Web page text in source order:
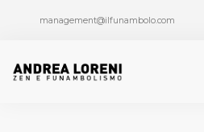
management@ilfunambolo.com